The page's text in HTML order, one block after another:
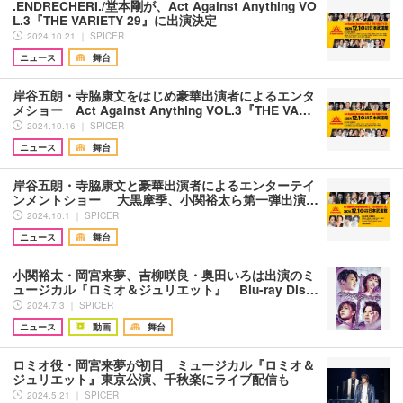
.ENDRECHERI./堂本剛が、Act Against Anything VO
L.3『THE VARIETY 29』に出演決定
2024.10.21 ｜ SPICER
ニュース
舞台
岸谷五朗・寺脇康文をはじめ豪華出演者によるエンタ
メショー Act Against Anything VOL.3『THE VA…
2024.10.16 ｜ SPICER
ニュース
舞台
岸谷五朗・寺脇康文と豪華出演者によるエンターテイ
ンメントショー 大黒摩季、小関裕太ら第一弾出演…
2024.10.1 ｜ SPICER
ニュース
舞台
小関裕太・岡宮来夢、吉柳咲良・奥田いろは出演のミ
ュージカル『ロミオ＆ジュリエット』 Blu-ray Dis…
2024.7.3 ｜ SPICER
ニュース
動画 舞台
ロミオ役・岡宮来夢が初日 ミュージカル『ロミオ＆
ジュリエット』東京公演、千秋楽にライブ配信も
2024.5.21 ｜ SPICER